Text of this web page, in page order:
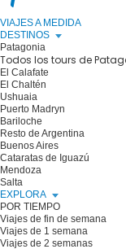
VIAJES A MEDIDA
DESTINOS
Patagonia
Todos los tours de
El Calafate
El Chaltén
Ushuaia
Puerto Madryn
Bariloche
Resto de Argentina
Buenos Aires
Cataratas de Iguazú
Mendoza
Salta
EXPLORA
POR TIEMPO
Viajes de fin de semana
Viajes de 1 semana
Viajes de 2 semanas